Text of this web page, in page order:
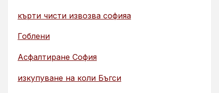
кърти чисти извозва софияа
Гоблени
Асфалтиране София
изкупуване на коли Бъгси